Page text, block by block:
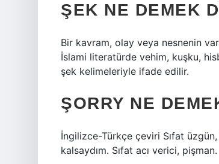
ŞEK NE DEMEK
Bir kavram, olay veya nesnenin
İslami literatürde vehim, kuşku,
şek kelimeleriyle ifade edilir.
ŞORRY NE
İngilizce-Türkçe çeviri Sıfat
kalsaydım. Sıfat acı verici, pişman.